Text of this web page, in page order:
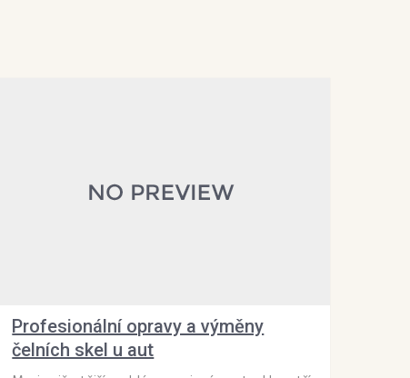
Profesionální opravy a výměny
čelních skel u aut